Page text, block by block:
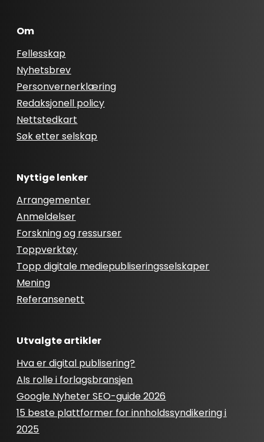
Om
Fellesskap
Nyhetsbrev
Personvernerklæring
Redaksjonell policy
Nettstedkart
Søk etter selskap
Nyttige lenker
Arrangementer
Anmeldelser
Forskning og ressurser
Toppverktøy
Topp digitale mediepubliseringsselskaper
Mening
Referansenett
Utvalgte artikler
Hva er digital publisering?
AIs rolle i forlagsbransjen
Google Nyheter SEO-guide 2026
15 beste plattformer for innholdssyndikering i
2025